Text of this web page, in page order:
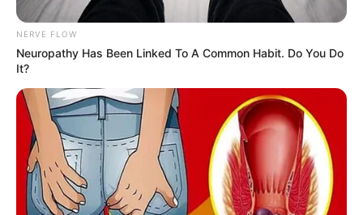
NERVE FLOW
Neuropathy Has Been Linked To A Common Habit. Do You Do
It?